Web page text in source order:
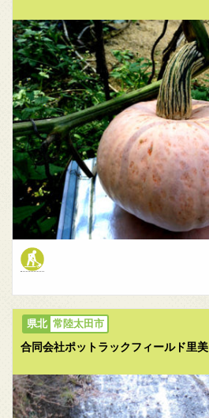
常陸太田市
合同会社ポットラックフィールド里美